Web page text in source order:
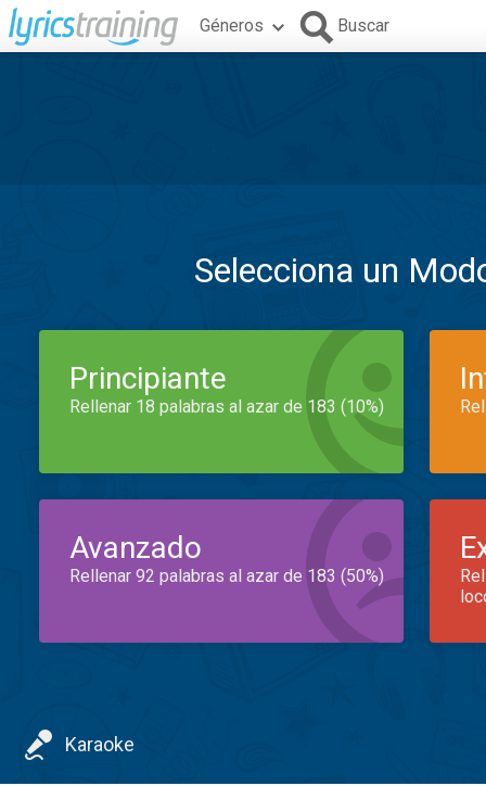
Géneros Buscar
Selecciona un
Principiante
Rellenar 18 palabras al azar de 183 (10%)
Avanzado
Rellenar 92 palabras al azar de 183 (50%)
Karaoke